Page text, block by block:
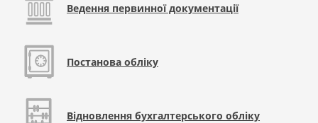
Ведення первинної документації
Постанова обліку
Відновлення бухгалтерського обліку